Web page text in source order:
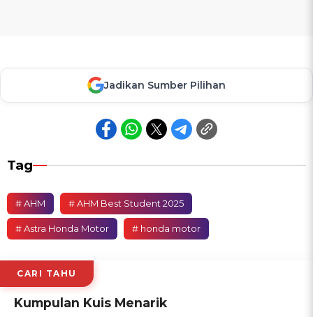
Jadikan Sumber Pilihan
Tag
# AHM # AHM Best Student 2025
# Astra Honda Motor # honda motor
CARI TAHU
Kumpulan Kuis Menarik